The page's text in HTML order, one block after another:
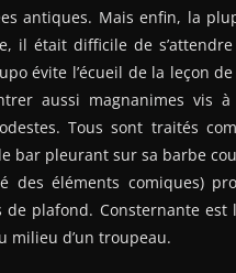
antiques. Mais enfin, la
il était difficile de
évite l’écueil de la leçon
aussi magnanimes vis à
Tous sont traités
bar pleurant sur sa barbe
des éléments comiques)
plafond. Consternante est
milieu d’un troupeau.